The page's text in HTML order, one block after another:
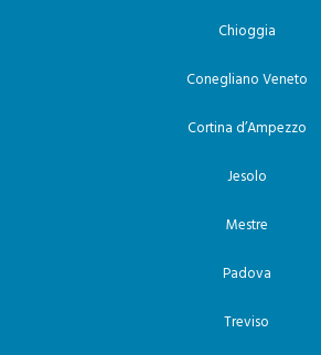
Chioggia
Conegliano Veneto
Cortina d’Ampezzo
Jesolo
Mestre
Padova
Treviso